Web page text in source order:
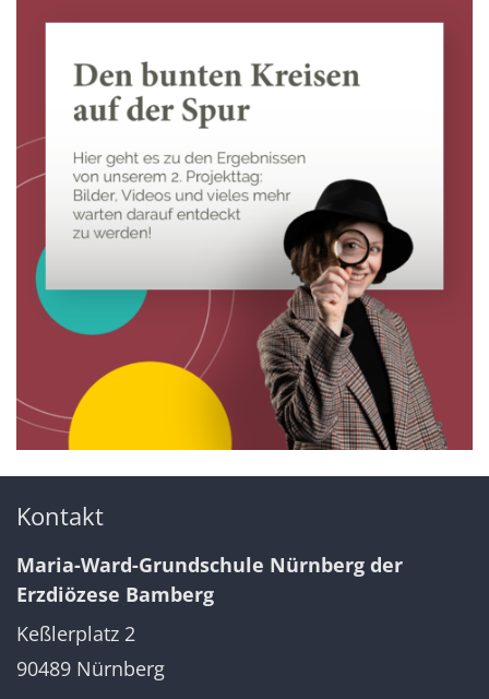
Kontakt
Maria-Ward-Grundschule Nürnberg der
Erzdiözese Bamberg
Keßlerplatz 2
90489 Nürnberg